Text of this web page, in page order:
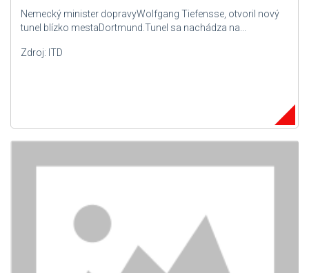
Nemecký minister dopravyWolfgang Tiefensse, otvoril nový
tunel blízko mestaDortmund.Tunel sa nachádza na...
Zdroj: ITD